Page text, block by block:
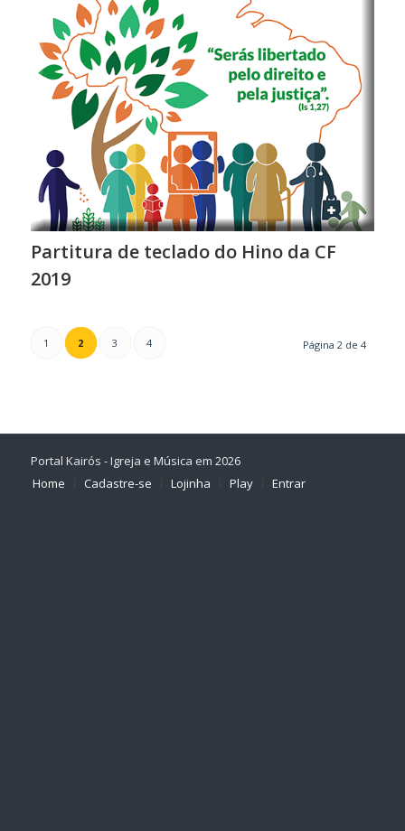
Partitura de teclado do Hino da CF
2019
Página 2 de 4
1 2 3 4
Portal Kairós - Igreja e Música em 2026
Home
Cadastre-se Lojinha Play Entrar